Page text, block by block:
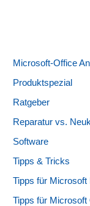
Microsoft-Office
Produktspezial
Ratgeber
Reparatur vs.
Software
Tipps & Tricks
Tipps für Microsoft
Tipps für Microsoft